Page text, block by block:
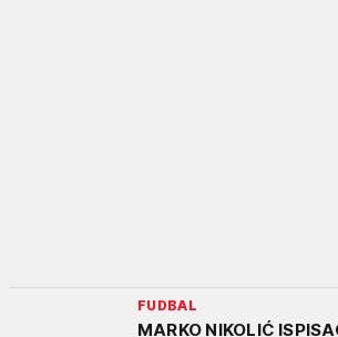
FUDBAL
MARKO NIKOLIĆ